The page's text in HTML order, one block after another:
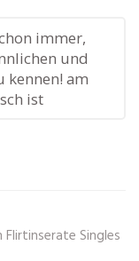
immer,
und
kennen! am
ist
Singles